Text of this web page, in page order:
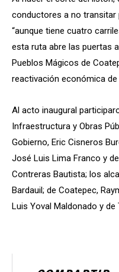
conductores a no transitar
“aunque tiene cuatro
esta ruta abre las puertas
Pueblos Mágicos de
reactivación económica
Al acto inaugural
Infraestructura y Obras
Gobierno, Eric Cisneros
José Luis Lima Franco y
Contreras Bautista; los
Bardauil; de Coatepec,
Luis Yoval Maldonado y